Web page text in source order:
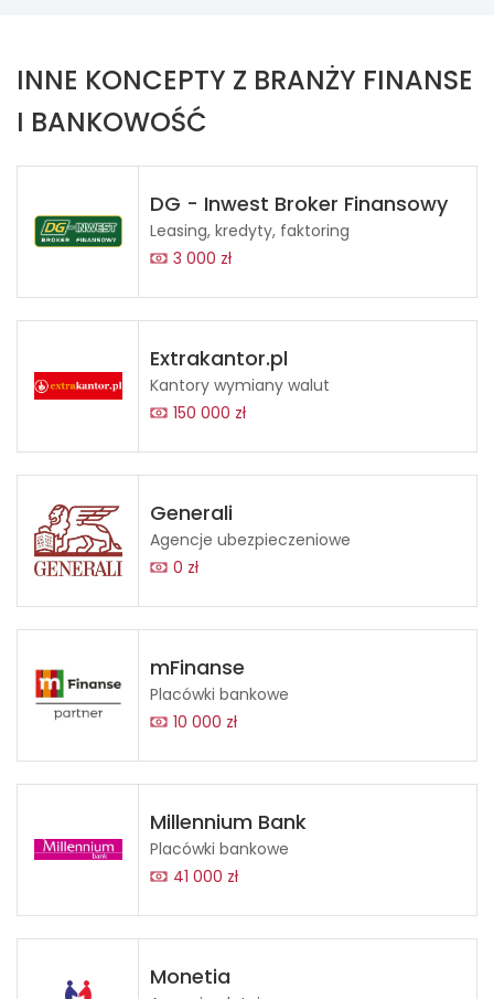
INNE KONCEPTY Z BRANŻY FINANSE
I BANKOWOŚĆ
DG - Inwest Broker Finansowy
Leasing, kredyty, faktoring
3 000 zł
Extrakantor.pl
Kantory wymiany walut
150 000 zł
Generali
Agencje ubezpieczeniowe
0 zł
mFinanse
Placówki bankowe
10 000 zł
Millennium Bank
Placówki bankowe
41 000 zł
Monetia